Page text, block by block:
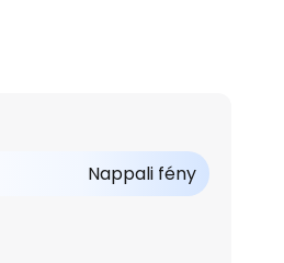
Nappali fény